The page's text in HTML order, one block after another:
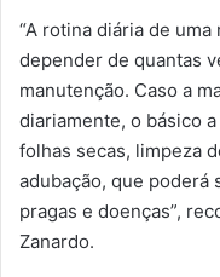
“A rotina diária de
depender de quantas
manutenção. Caso a
diariamente, o básico
folhas secas, limpeza
adubação, que poderá
pragas e doenças”,
Zanardo.